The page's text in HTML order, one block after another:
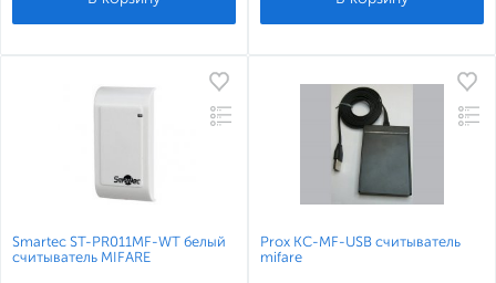
Smartec ST-PR011MF-WT белый
считыватель MIFARE
Prox КС-MF-USB считыватель
mifare